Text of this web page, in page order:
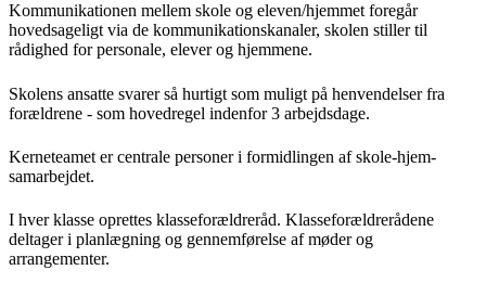
Kommunikationen mellem skole og eleven/hjemmet foregår
hovedsageligt via de kommunikationskanaler, skolen stiller til
rådighed for personale, elever og hjemmene.
Skolens ansatte svarer så hurtigt som muligt på henvendelser fra
forældrene - som hovedregel indenfor 3 arbejdsdage.
Kerneteamet er centrale personer i formidlingen af skole-hjem-
samarbejdet.
I hver klasse oprettes klasseforældreråd. Klasseforældrerådene
deltager i planlægning og gennemførelse af møder og
arrangementer.